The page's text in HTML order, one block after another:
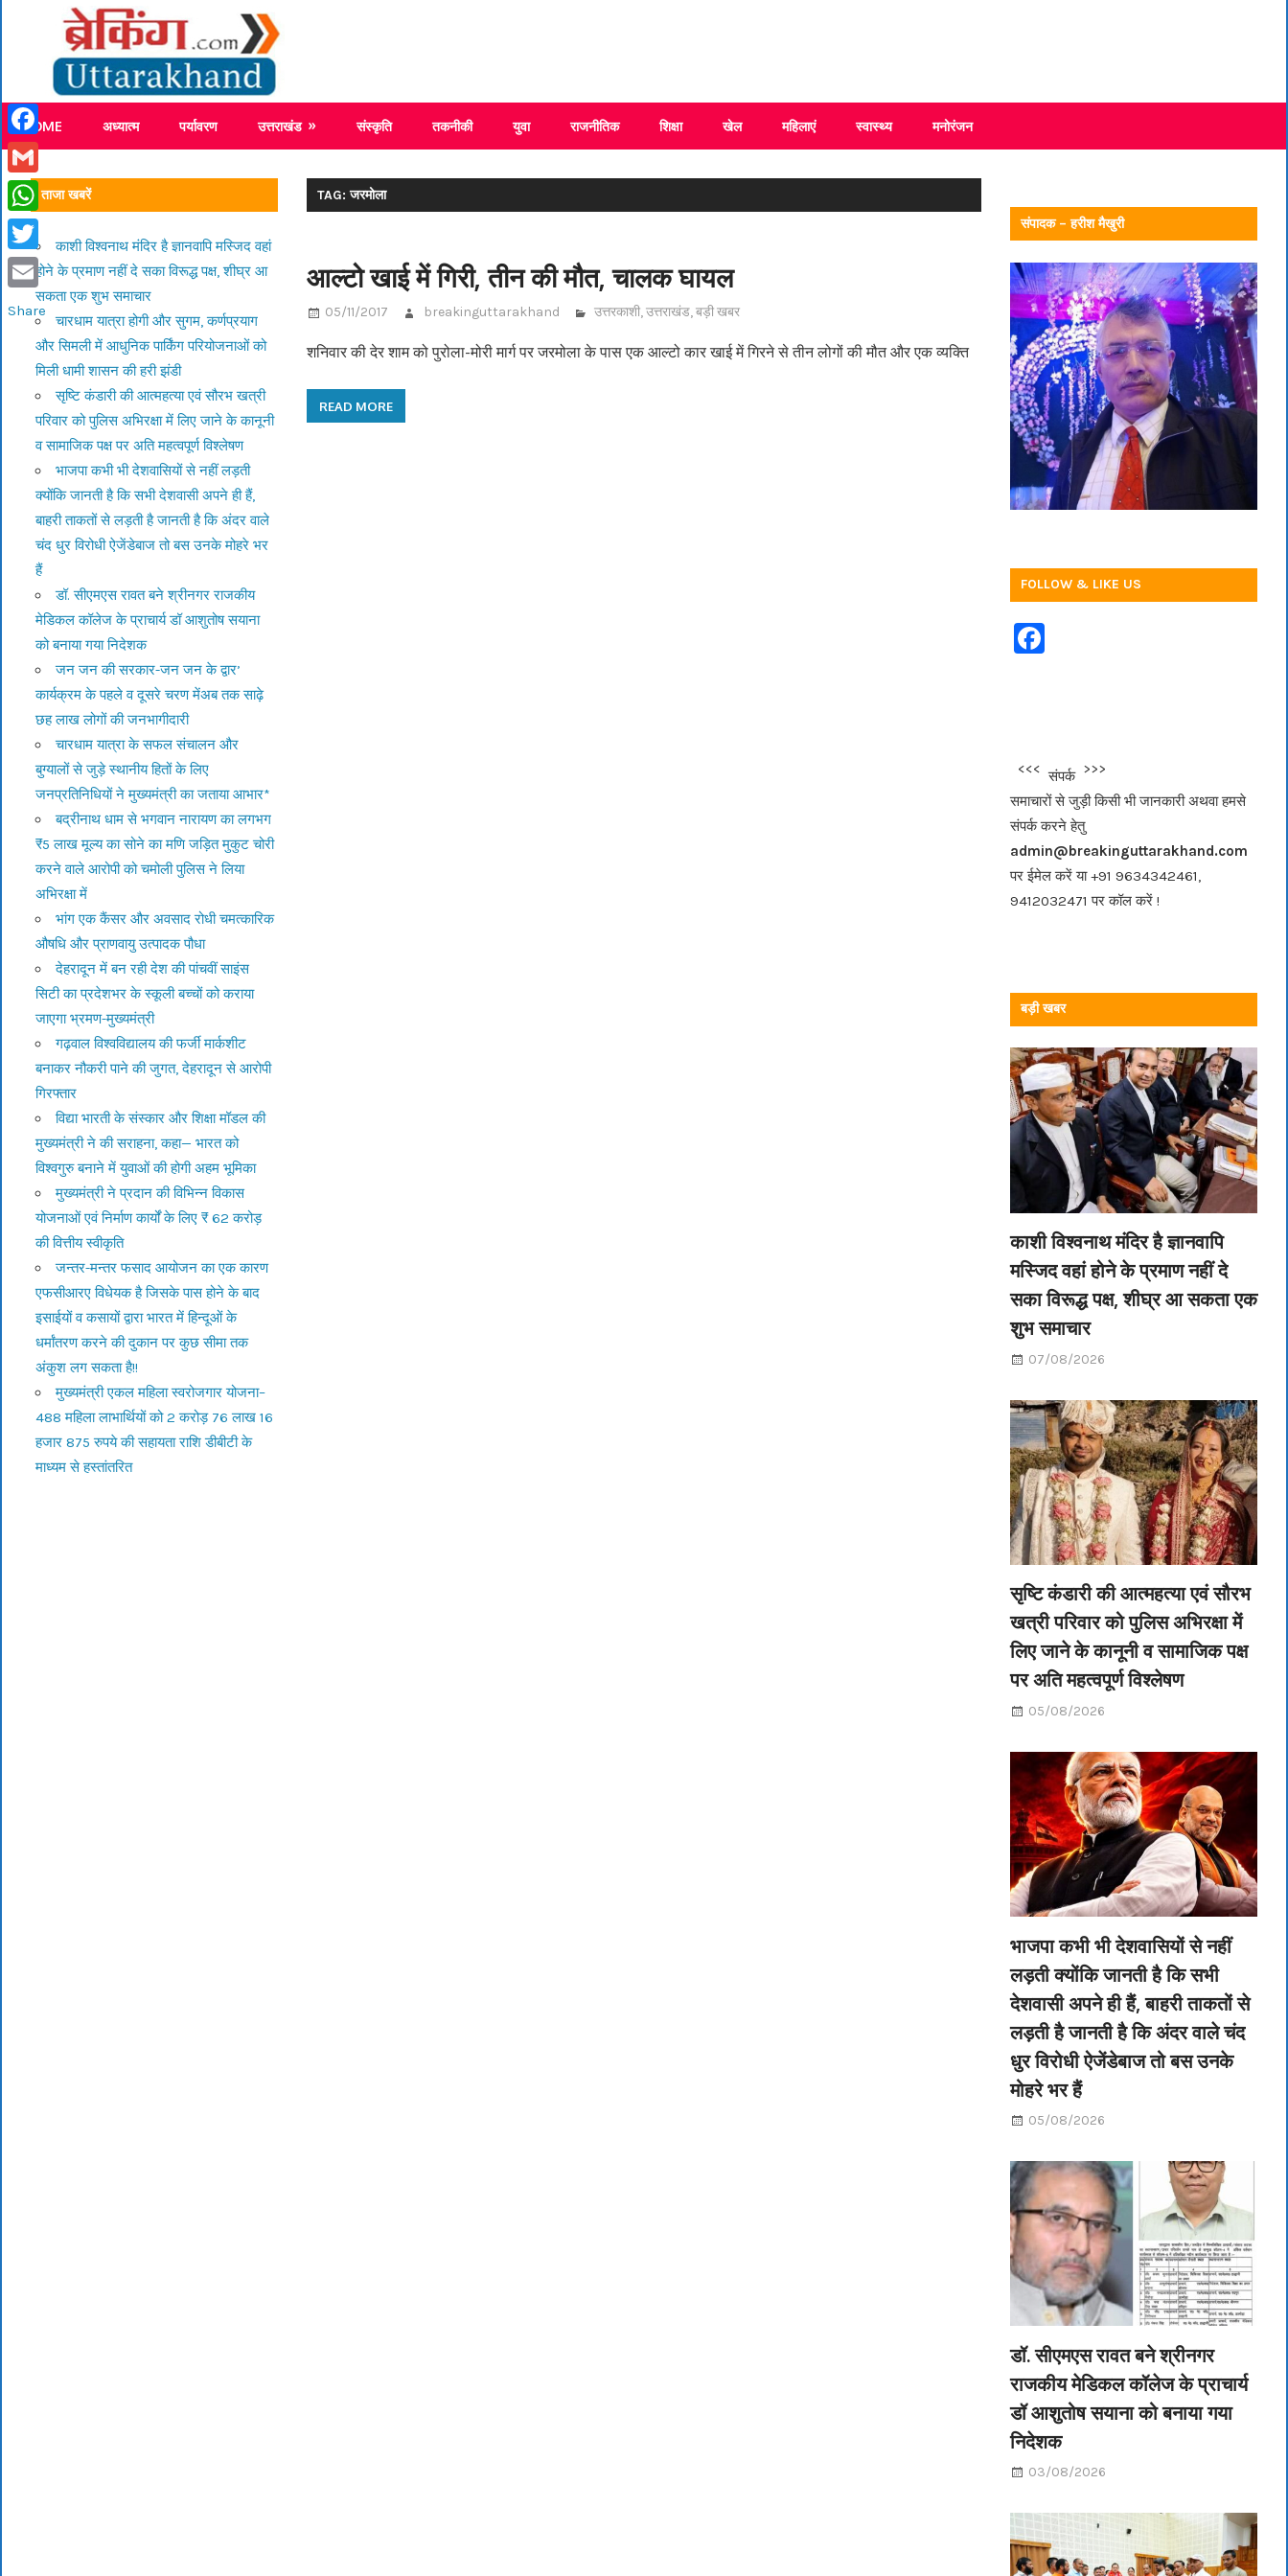
content
Breaking News Uttarakhand
HOME अध्यात्म पर्यावरण उत्तराखंड संस्कृति तकनीकी युवा राजनीतिक शिक्षा खेल महिलाएं स्वास्थ्य मनोरंजन
TAG: जरमोला
आल्टो खाई में गिरी, तीन की मौत, चालक घायल
05/11/2017 breakinguttarakhand उत्तरकाशी,उत्तराखंड,बड़ी खबर
शनिवार की देर शाम को पुरोला-मोरी मार्ग पर जरमोला के पास एक आल्टो कार खाई में गिरने से तीन लोगों की मौत और एक व्यक्ति
READ MORE
ताजा खबरें
काशी विश्वनाथ मंदिर है ज्ञानवापि मस्जिद वहां
होने के प्रमाण नहीं दे सका विरूद्ध पक्ष, शीघ्र आ
सकता एक शुभ समाचार
चारधाम यात्रा होगी और सुगम, कर्णप्रयाग
और सिमली में आधुनिक पार्किंग परियोजनाओं को
मिली धामी शासन की हरी झंडी
सृष्टि कंडारी की आत्महत्या एवं सौरभ खत्री
परिवार को पुलिस अभिरक्षा में लिए जाने के कानूनी
व सामाजिक पक्ष पर अति महत्वपूर्ण विश्लेषण
भाजपा कभी भी देशवासियों से नहीं लड़ती
क्योंकि जानती है कि सभी देशवासी अपने ही हैं,
बाहरी ताकतों से लड़ती है जानती है कि अंदर वाले
चंद धुर विरोधी ऐजेंडेबाज तो बस उनके मोहरे भर
हैं
डॉ. सीएमएस रावत बने श्रीनगर राजकीय
मेडिकल कॉलेज के प्राचार्य डॉ आशुतोष सयाना
को बनाया गया निदेशक
जन जन की सरकार-जन जन के द्वार’
कार्यक्रम के पहले व दूसरे चरण मेंअब तक साढ़े
छह लाख लोगों की जनभागीदारी
चारधाम यात्रा के सफल संचालन और
बुग्यालों से जुड़े स्थानीय हितों के लिए
जनप्रतिनिधियों ने मुख्यमंत्री का जताया आभार*
बद्रीनाथ धाम से भगवान नारायण का लगभग
₹5 लाख मूल्य का सोने का मणि जड़ित मुकुट चोरी
करने वाले आरोपी को चमोली पुलिस ने लिया
अभिरक्षा में
भांग एक कैंसर और अवसाद रोधी चमत्कारिक
औषधि और प्राणवायु उत्पादक पौधा
देहरादून में बन रही देश की पांचवीं साइंस
सिटी का प्रदेशभर के स्कूली बच्चों को कराया
जाएगा भ्रमण-मुख्यमंत्री
गढ़वाल विश्वविद्यालय की फर्जी मार्कशीट
बनाकर नौकरी पाने की जुगत, देहरादून से आरोपी
गिरफ्तार
विद्या भारती के संस्कार और शिक्षा मॉडल की
मुख्यमंत्री ने की सराहना, कहा— भारत को
विश्वगुरु बनाने में युवाओं की होगी अहम भूमिका
मुख्यमंत्री ने प्रदान की विभिन्न विकास
योजनाओं एवं निर्माण कार्यों के लिए ₹ 62 करोड़
की वित्तीय स्वीकृति
जन्तर-मन्तर फसाद आयोजन का एक कारण
एफसीआरए विधेयक है जिसके पास होने के बाद
इसाईयों व कसायों द्वारा भारत में हिन्दूओं के
धर्मांतरण करने की दुकान पर कुछ सीमा तक
अंकुश लग सकता है!!
मुख्यमंत्री एकल महिला स्वरोजगार योजना–
488 महिला लाभार्थियों को 2 करोड़ 76 लाख 16
हजार 875 रुपये की सहायता राशि डीबीटी के
माध्यम से हस्तांतरित
संपादक – हरीश मैखुरी
FOLLOW & LIKE US
F
b
o
o
k
<<<
संपर्क
>>>
समाचारों से जुड़ी किसी भी जानकारी अथवा हमसे
संपर्क करने हेतु
admin@breakinguttarakhand.com
पर ईमेल करें या +91 9634342461,
9412032471 पर कॉल करें !
बड़ी खबर
काशी विश्वनाथ मंदिर है ज्ञानवापि
मस्जिद वहां होने के प्रमाण नहीं दे
सका विरूद्ध पक्ष, शीघ्र आ सकता एक
शुभ समाचार
07/08/2026
सृष्टि कंडारी की आत्महत्या एवं सौरभ
खत्री परिवार को पुलिस अभिरक्षा में
लिए जाने के कानूनी व सामाजिक पक्ष
पर अति महत्वपूर्ण विश्लेषण
05/08/2026
भाजपा कभी भी देशवासियों से नहीं
लड़ती क्योंकि जानती है कि सभी
देशवासी अपने ही हैं, बाहरी ताकतों से
लड़ती है जानती है कि अंदर वाले चंद
धुर विरोधी ऐजेंडेबाज तो बस उनके
मोहरे भर हैं
05/08/2026
डॉ. सीएमएस रावत बने श्रीनगर
राजकीय मेडिकल कॉलेज के प्राचार्य
डॉ आशुतोष सयाना को बनाया गया
निदेशक
03/08/2026
Facebook
Gmail
WhatsApp
Twitter
Email
Share